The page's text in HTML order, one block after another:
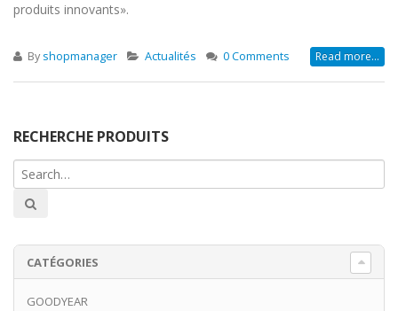
produits innovants».
By shopmanager Actualités 0 Comments Read more...
RECHERCHE PRODUITS
CATÉGORIES
GOODYEAR